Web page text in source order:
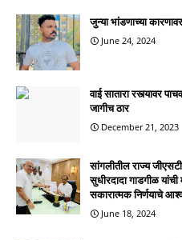
जुन्या भांडणाच्या
June 24, 2024
वाई सातारा रस्त्यावर
जागीच ठार
December 21, 2023
सांगलीतील राज्य
सुधीरदादा गाडगीळ
सकारात्मक निर्णयाचे
June 18, 2024